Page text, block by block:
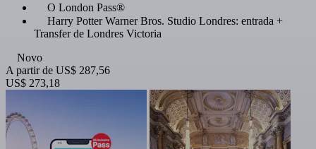
O London Pass®
Harry Potter Warner Bros. Studio Londres: entrada +
Transfer de Londres Victoria
Novo
A partir de US$ 287,56
US$ 273,18